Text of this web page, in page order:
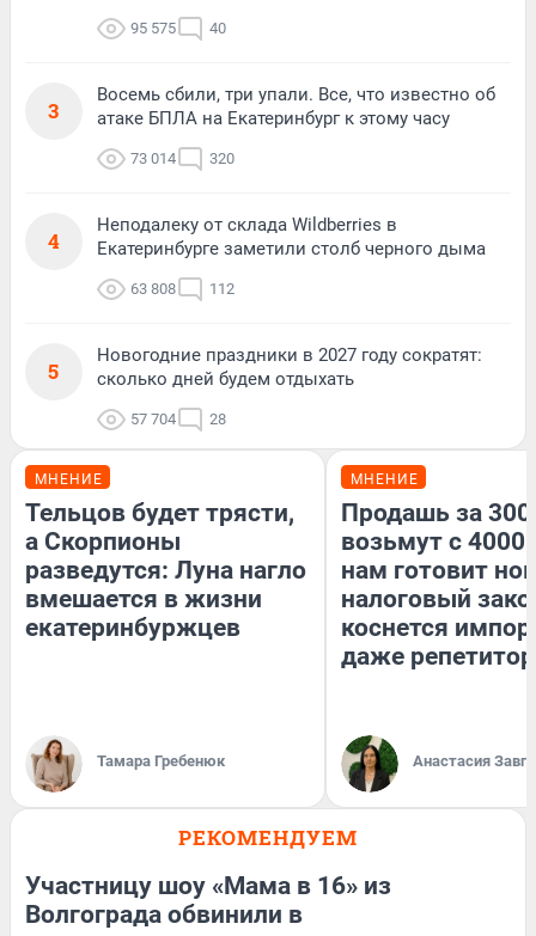
95 575 40
3
Восемь сбили, три упали. Все, что известно об
атаке БПЛА на Екатеринбург к этому часу
73 014 320
4
Неподалеку от склада Wildberries в
Екатеринбурге заметили столб черного дыма
63 808 112
5
Новогодние праздники в 2027 году сократят:
сколько дней будем отдыхать
57 704 28
МНЕНИЕ
Тельцов будет трясти,
а Скорпионы
разведутся: Луна нагло
вмешается в жизни
екатеринбуржцев
Тамара Гребенюк
МНЕНИЕ
Продашь за
возьмут с
нам готовит
налоговый
коснется
даже
Анастасия
РЕКОМЕНДУЕМ
Участницу шоу «Мама в 16» из
Волгограда обвинили в